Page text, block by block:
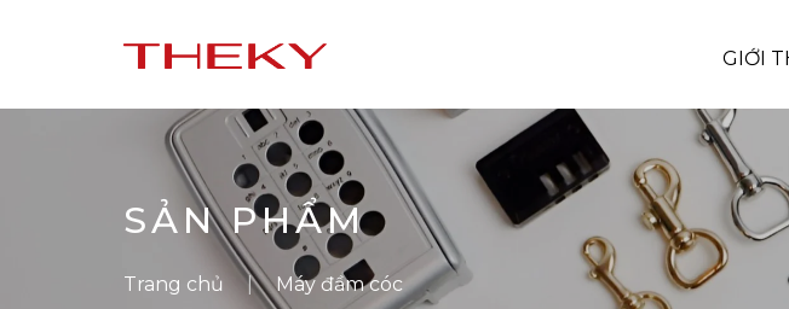
GIỚI
SẢN PHẨM
Trang chủ Máy đầm cóc